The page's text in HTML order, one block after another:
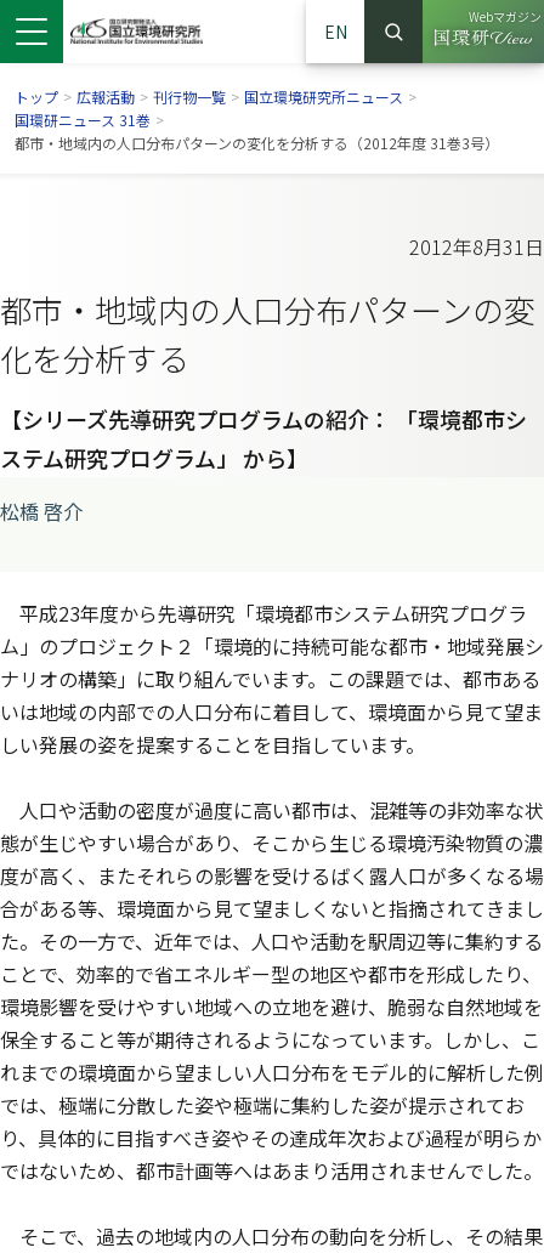
ドウで開きます）
ンドウで開きます）
ウインドウで開きます）
EN
サイト内検索
検索
Webマガジン
（別ウイ
トップ > 広報活動 > 刊行物一覧 > 国立環境研究所ニュース >
国環研ニュース 31巻 >
都市・地域内の人口分布パターンの変化を分析する（2012年度 31巻3号）
2012年8月31日
都市・地域内の人口分布パターンの変
化を分析する
【シリーズ先導研究プログラムの紹介： 「環境都市シ
ステム研究プログラム」 から】
松橋 啓介
平成23年度から先導研究「環境都市システム研究プログラ
ム」のプロジェクト２「環境的に持続可能な都市・地域発展シ
ナリオの構築」に取り組んでいます。この課題では、都市ある
いは地域の内部での人口分布に着目して、環境面から見て望ま
しい発展の姿を提案することを目指しています。
人口や活動の密度が過度に高い都市は、混雑等の非効率な状
態が生じやすい場合があり、そこから生じる環境汚染物質の濃
度が高く、またそれらの影響を受けるばく露人口が多くなる場
合がある等、環境面から見て望ましくないと指摘されてきまし
た。その一方で、近年では、人口や活動を駅周辺等に集約する
ことで、効率的で省エネルギー型の地区や都市を形成したり、
環境影響を受けやすい地域への立地を避け、脆弱な自然地域を
保全すること等が期待されるようになっています。しかし、こ
れまでの環境面から望ましい人口分布をモデル的に解析した例
では、極端に分散した姿や極端に集約した姿が提示されてお
り、具体的に目指すべき姿やその達成年次および過程が明らか
ではないため、都市計画等へはあまり活用されませんでした。
そこで、過去の地域内の人口分布の動向を分析し、その結果